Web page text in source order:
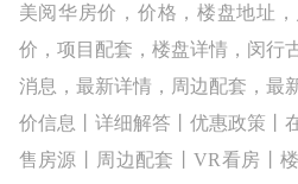
美阅华房价，价格，楼盘地址
价，项目配套，楼盘详情，闵行
消息，最新详情，周边配套，最
价信息丨详细解答丨优惠政策丨
售房源丨周边配套丨VR看房丨